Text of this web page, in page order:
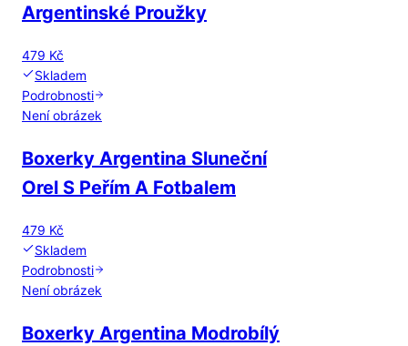
Argentinské Proužky
479 Kč
Skladem
Podrobnosti
Není obrázek
Boxerky Argentina Sluneční
Orel S Peřím A Fotbalem
479 Kč
Skladem
Podrobnosti
Není obrázek
Boxerky Argentina Modrobílý